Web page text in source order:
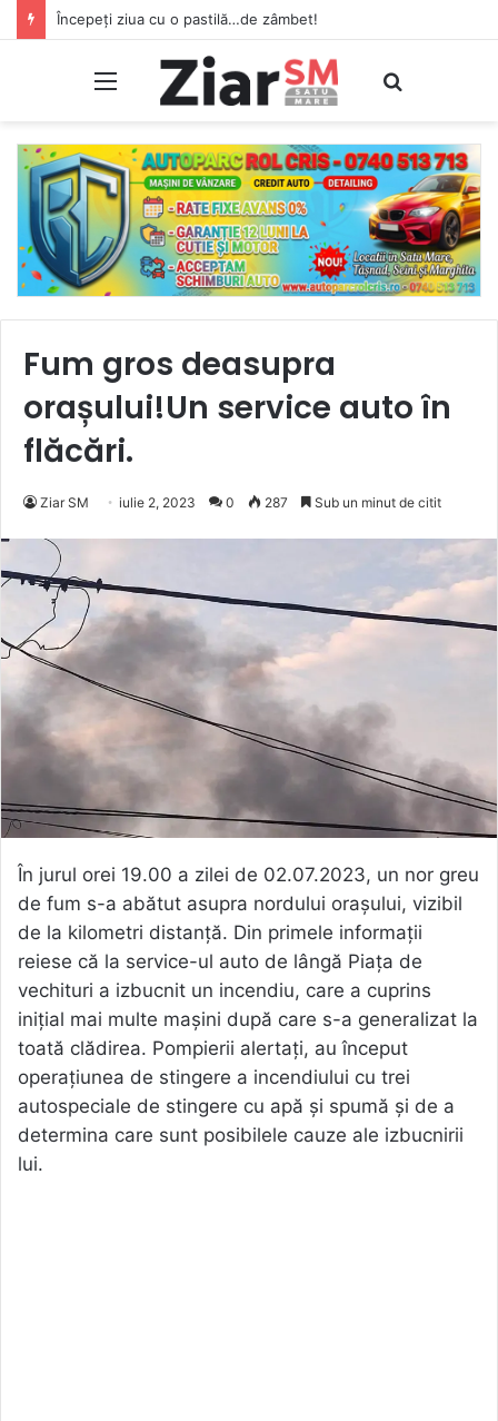
Meniu
Fum gros deasupra
orașului!Un service auto în
flăcări.
Ziar SM iulie 2, 2023 0 287 Sub un minut de citit
În jurul orei 19.00 a zilei de 02.07.2023, un nor greu
de fum s-a abătut asupra nordului orașului, vizibil
de la kilometri distanță. Din primele informații
reiese că la service-ul auto de lângă Piața de
vechituri a izbucnit un incendiu, care a cuprins
inițial mai multe mașini după care s-a generalizat la
toată clădirea. Pompierii alertați, au început
operațiunea de stingere a incendiului cu trei
autospeciale de stingere cu apă și spumă și de a
determina care sunt posibilele cauze ale izbucnirii
lui.